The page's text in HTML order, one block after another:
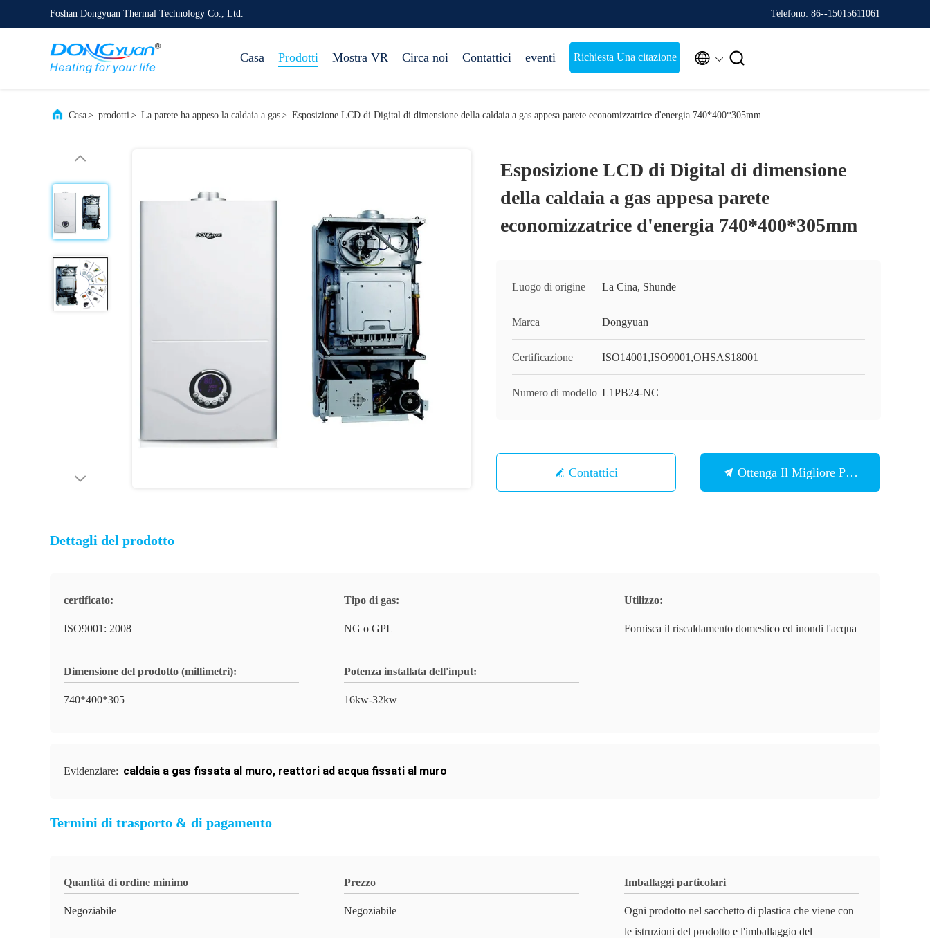
Foshan Dongyuan Thermal Technology Co., Ltd. Telefono: 86--15015611061
Casa Prodotti Mostra VR Circa noi Contattici eventi Richiesta Una citazione  
Casa> prodotti> La parete ha appeso la caldaia a gas> Esposizione LCD di Digital di dimensione della caldaia a gas appesa parete economizzatrice d'energia 740*400*305mm
Esposizione LCD di Digital di dimensione
della caldaia a gas appesa parete
economizzatrice d'energia 740*400*305mm
Luogo di origine La Cina, Shunde
Marca Dongyuan
Certificazione ISO14001,ISO9001,OHSAS18001
Numero di modello L1PB24-NC
Contattici Ottenga Il Migliore Prezzo
Dettagli del prodotto
certificato:
ISO9001: 2008
Tipo di gas:
NG o GPL
Utilizzo:
Fornisca il riscaldamento domestico ed inondi l'acqua
Dimensione del prodotto (millimetri):
740*400*305
Potenza installata dell'input:
16kw-32kw
Evidenziare: caldaia a gas fissata al muro, reattori ad acqua fissati al muro
Termini di trasporto & di pagamento
Quantità di ordine minimo
Negoziabile
Prezzo
Negoziabile
Imballaggi particolari
Ogni prodotto nel sacchetto di plastica che viene con
le istruzioni del prodotto e l'imballaggio del